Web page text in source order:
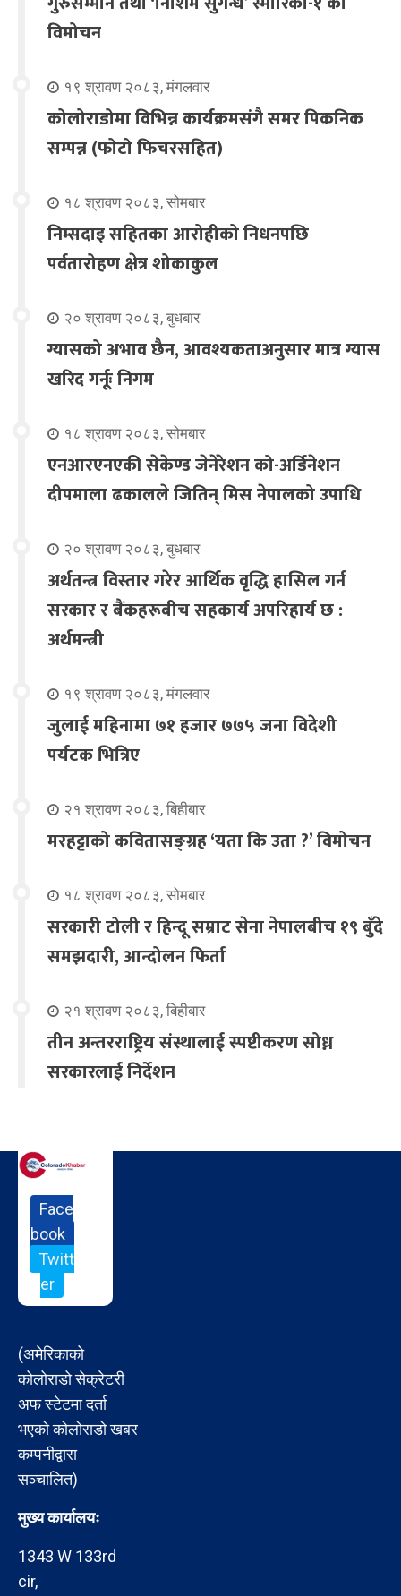
विमोचन
१९ श्रावण २०८३, मंगलवार
कोलोराडोमा विभिन्न कार्यक्रमसंगै समर पिकनिक
सम्पन्न (फोटो फिचरसहित)
१८ श्रावण २०८३, सोमबार
निम्सदाइ सहितका आरोहीको निधनपछि
पर्वतारोहण क्षेत्र शोकाकुल
२० श्रावण २०८३, बुधबार
ग्यासको अभाव छैन, आवश्यकताअनुसार मात्र ग्यास
खरिद गर्नूः निगम
१८ श्रावण २०८३, सोमबार
एनआरएनएकी सेकेण्ड जेनेरेशन को-अर्डिनेशन
दीपमाला ढकालले जितिन् मिस नेपालको उपाधि
२० श्रावण २०८३, बुधबार
अर्थतन्त्र विस्तार गरेर आर्थिक वृद्धि हासिल गर्न
सरकार र बैंकहरूबीच सहकार्य अपरिहार्य छ :
अर्थमन्त्री
१९ श्रावण २०८३, मंगलवार
जुलाई महिनामा ७१ हजार ७७५ जना विदेशी
पर्यटक भित्रिए
२१ श्रावण २०८३, बिहीबार
मरहट्टाको कवितासङ्ग्रह ‘यता कि उता ?’ विमोचन
१८ श्रावण २०८३, सोमबार
सरकारी टोली र हिन्दू सम्राट सेना नेपालबीच १९ बुँदे
समझदारी, आन्दोलन फिर्ता
२१ श्रावण २०८३, बिहीबार
तीन अन्तरराष्ट्रिय संस्थालाई स्पष्टीकरण सोध्न
सरकारलाई निर्देशन
Face
book
Twitt
er
(अमेरिकाको
कोलोराडो सेक्रेटरी
अफ स्टेटमा दर्ता
भएको कोलोराडो खबर
कम्पनीद्वारा
सञ्चालित)
मुख्य कार्यालयः
1343 W 133rd
cir,